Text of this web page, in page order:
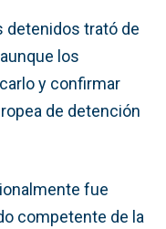
detenidos trató de
los
y confirmar
de detención
fue
competente de la